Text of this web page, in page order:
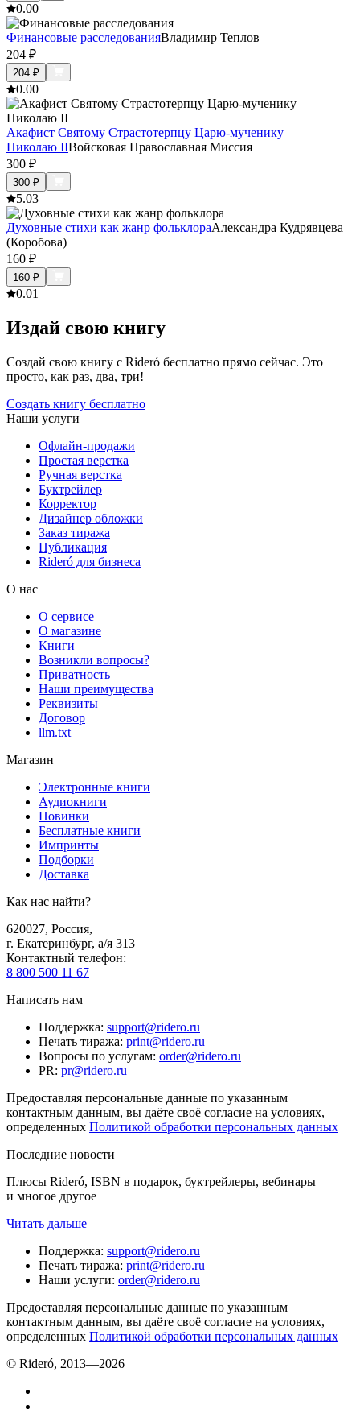
0.00
Финансовые расследованияВладимир Теплов
204 ₽
204 ₽
0.00
Акафист Святому Страстотерпцу Царю-мученику
Николаю IIВойсковая Православная Миссия
300 ₽
300 ₽
5.03
Духовные стихи как жанр фольклораАлександра Кудрявцева
(Коробова)
160 ₽
160 ₽
0.01
Издай свою книгу
Создай свою книгу с Rideró бесплатно прямо сейчас. Это
просто, как раз, два, три!
Создать книгу бесплатно
Наши услуги
Офлайн-продажи
Простая верстка
Ручная верстка
Буктрейлер
Корректор
Дизайнер обложки
Заказ тиража
Публикация
Rideró для бизнеса
О нас
О сервисе
О магазине
Книги
Возникли вопросы?
Приватность
Наши преимущества
Реквизиты
Договор
llm.txt
Магазин
Электронные книги
Аудиокниги
Новинки
Бесплатные книги
Импринты
Подборки
Доставка
Как нас найти?
620027, Россия,
г. Екатеринбург, а/я 313
Контактный телефон:
8 800 500 11 67
Написать нам
Поддержка: support@ridero.ru
Печать тиража: print@ridero.ru
Вопросы по услугам: order@ridero.ru
PR: pr@ridero.ru
Предоставляя персональные данные по указанным
контактным данным, вы даёте своё согласие на условиях,
определенных Политикой обработки персональных данных
Последние новости
Плюсы Rideró, ISBN в подарок, буктрейлеры, вебинары
и многое другое
Читать дальше
Поддержка: support@ridero.ru
Печать тиража: print@ridero.ru
Наши услуги: order@ridero.ru
Предоставляя персональные данные по указанным
контактным данным, вы даёте своё согласие на условиях,
определенных Политикой обработки персональных данных
© Rideró, 2013—2026